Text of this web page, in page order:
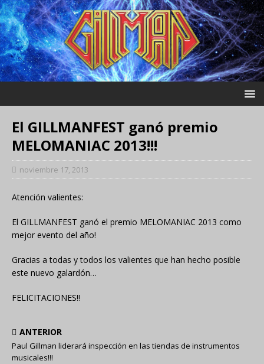
El GILLMANFEST ganó premio
MELOMANIAC 2013!!!
noviembre 17, 2013
Atención valientes:
El GILLMANFEST ganó el premio MELOMANIAC 2013 como
mejor evento del año!
Gracias a todas y todos los valientes que han hecho posible
este nuevo galardón…
FELICITACIONES!!
ANTERIOR
Paul Gillman liderará inspección en las tiendas de instrumentos
musicales!!!